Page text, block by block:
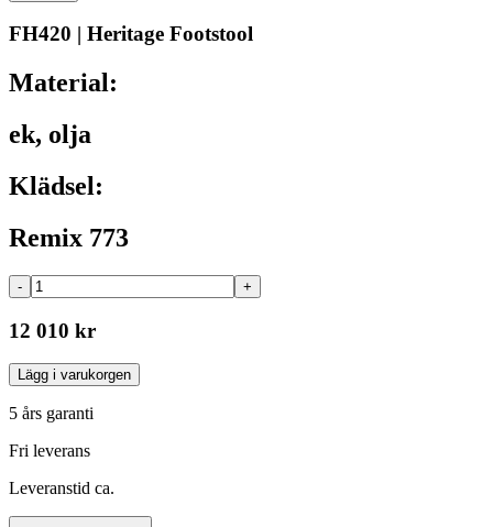
FH420 | Heritage Footstool
Material:
ek, olja
Klädsel:
Remix 773
- +
12 010 kr
Lägg i varukorgen
5 års garanti
Fri leverans
Leveranstid ca.